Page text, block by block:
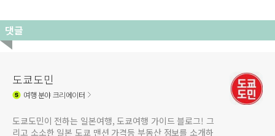
댓글
도쿄도민
여행분야 크리에이터
도쿄도민이 전하는 일본여행, 도쿄여행 가이드 블로그! 그
리고 소소한 일본 도쿄 맨션 가격등 부동산 정보를 소개하